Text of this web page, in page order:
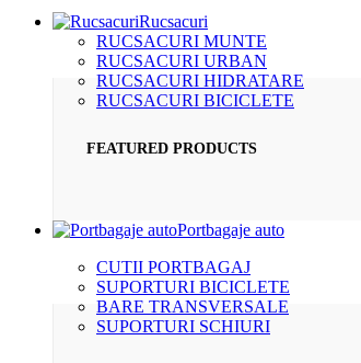
Rucsacuri
RUCSACURI MUNTE
RUCSACURI URBAN
RUCSACURI HIDRATARE
RUCSACURI BICICLETE
FEATURED PRODUCTS
Portbagaje auto
CUTII PORTBAGAJ
SUPORTURI BICICLETE
BARE TRANSVERSALE
SUPORTURI SCHIURI